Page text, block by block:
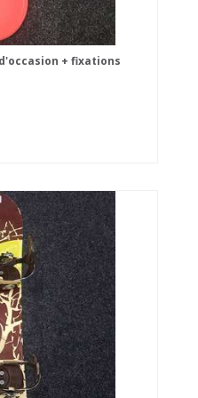
+ fixations